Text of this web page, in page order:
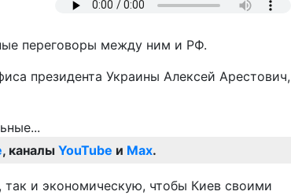
переговоры между ним и РФ.
президента Украины Алексей Арестович,
, каналы YouTube и Max.
и экономическую, чтобы Киев своими